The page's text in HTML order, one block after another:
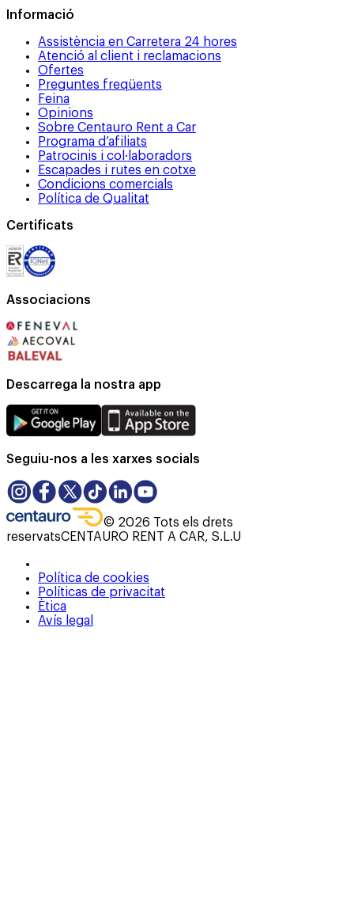
Informació
Assistència en Carretera 24 hores
Atenció al client i reclamacions
Ofertes
Preguntes freqüents
Feina
Opinions
Sobre Centauro Rent a Car
Programa d’afiliats
Patrocinis i col·laboradors
Escapades i rutes en cotxe
Condicions comercials
Política de Qualitat
Certificats
Associacions
Descarrega la nostra app
Seguiu-nos a les xarxes socials
© 2026 Tots els drets
reservatsCENTAURO RENT A CAR, S.L.U
Política de cookies
Políticas de privacitat
Ètica
Avís legal